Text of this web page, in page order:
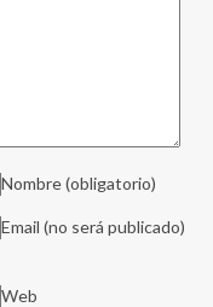
Nombre(obligatorio)
Email (no será publicado)
Web